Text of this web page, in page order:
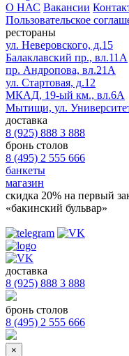
О НАС Вакансии
Пользовательское
рестораны
ул. Неверовского, д.15
Балаклавский пр., вл.11А
пр. Андропова, вл.21А
ул. Стартовая, д.12
МКАД, 19-ый км., вл.6А
Мытищи, ул.
доставка
8 (925) 888 3 888
бронь столов
8 (495) 2 555 666
банкеты
магазин
скидка 20% на первый
«бакинский бульвар»
доставка
8 (925) 888 3 888
бронь столов
8 (495) 2 555 666
×